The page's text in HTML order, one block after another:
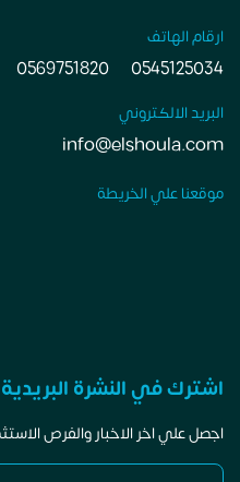
ارقام الهاتف
0545125034
0569751820
البريد الالكتروني
info@elshoula.com
موقعنا علي الخريطة
اشترك في النشرة البريدية
اجصل علي اخر الاخبار والفرص